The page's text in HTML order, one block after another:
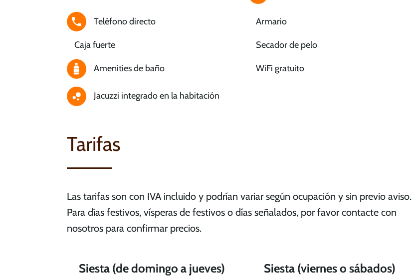
Teléfono directo Armario
Caja fuerte Secador de pelo
Amenities de baño WiFi gratuito
Jacuzzi integrado en la habitación
Tarifas
Las tarifas son con IVA incluido y podrían variar según ocupación y sin previo aviso.
Para días festivos, vísperas de festivos o días señalados, por favor contacte con
nosotros para confirmar precios.
Siesta (de domingo a jueves) Siesta (viernes o sábados)